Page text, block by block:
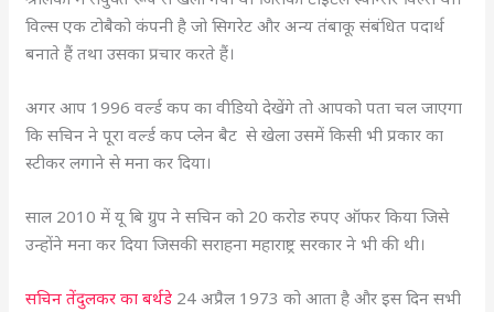
विल्स एक टोबैको कंपनी है जो सिगरेट और अन्य तंबाकू संबंधित पदार्थ
बनाते हैं तथा उसका प्रचार करते हैं।
अगर आप 1996 वर्ल्ड कप का वीडियो देखेंगे तो आपको पता चल जाएगा
कि सचिन ने पूरा वर्ल्ड कप प्लेन बैट से खेला उसमें किसी भी प्रकार का
स्टीकर लगाने से मना कर दिया।
साल 2010 में यू बि ग्रुप ने सचिन को 20 करोड रुपए ऑफर किया जिसे
उन्होंने मना कर दिया जिसकी सराहना महाराष्ट्र सरकार ने भी की थी।
सचिन तेंदुलकर का बर्थडे 24 अप्रैल 1973 को आता है और इस दिन सभी